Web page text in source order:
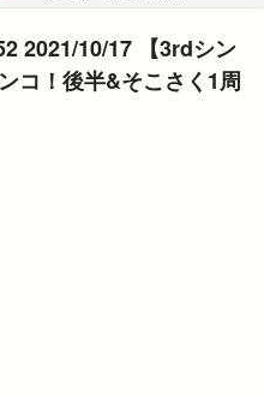
2021/10/17 【3rdシン
コ！後半&そこさく1周